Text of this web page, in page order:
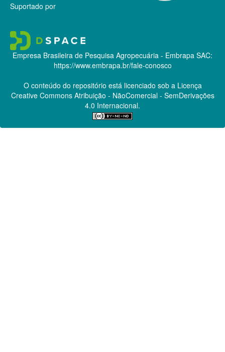
Suportado por
Empresa Brasileira de Pesquisa Agropecuária - Embrapa SAC:
https://www.embrapa.br/fale-conosco
O conteúdo do repositório está licenciado sob a Licença
Creative CommonsAtribuição - NãoComercial - SemDerivações
4.0 Internacional.